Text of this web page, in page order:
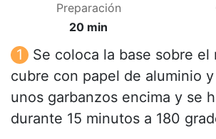
Preparación
20 min
Se coloca la base sobre el
cubre con papel de aluminio
unos garbanzos encima y se
durante 15 minutos a 180